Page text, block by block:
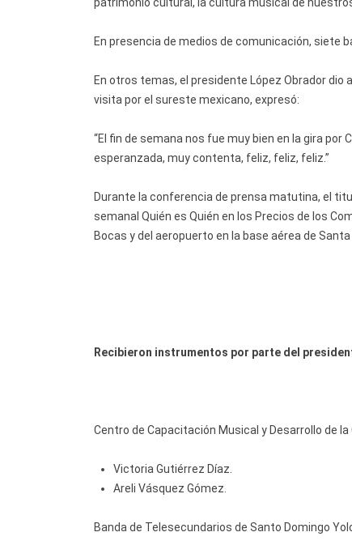
En presencia de medios de comunicación, siete
En otros temas, el presidente López Obrador dio
visita por el sureste mexicano, expresó:
“El fin de semana nos fue muy bien en la gira
esperanzada, muy contenta, feliz, feliz, feliz.”
Durante la conferencia de prensa matutina, el
semanal Quién es Quién en los Precios de los
Bocas y del aeropuerto en la base aérea de Santa
Recibieron instrumentos por parte del
Centro de Capacitación Musical y Desarrollo de la
Victoria Gutiérrez Díaz.
Areli Vásquez Gómez.
Banda de Telesecundarios de Santo Domingo